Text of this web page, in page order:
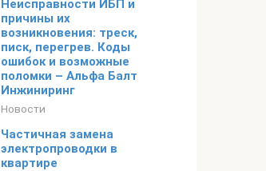
Неисправности ИБП и
причины их
возникновения: треск,
писк, перегрев. Коды
ошибок и возможные
поломки – Альфа Балт
Инжиниринг
Новости
Частичная замена
электропроводки в
квартире